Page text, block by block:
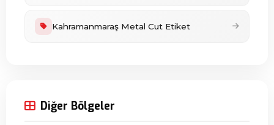
Kahramanmaraş Metal Cut Etiket
Diğer Bölgeler